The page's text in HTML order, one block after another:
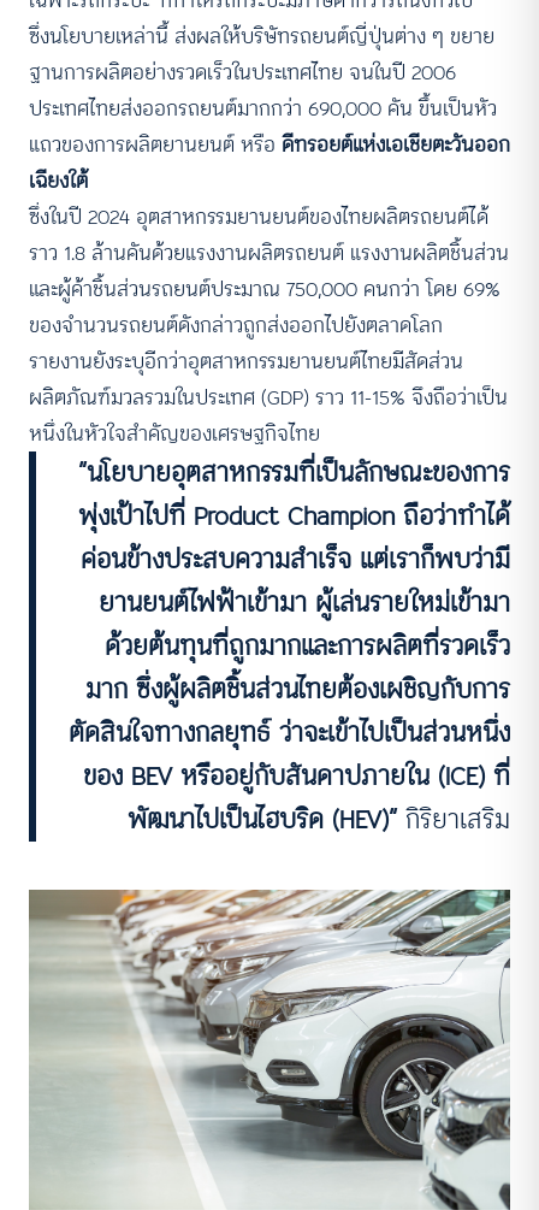
ซึ่งนโยบายเหล่านี้ ส่งผลให้บริษัทรถยนต์ญี่ปุ่นต่าง ๆ ขยาย
ฐานการผลิตอย่างรวดเร็วในประเทศไทย จนในปี 2006
ประเทศไทยส่งออกรถยนต์มากกว่า 690,000 คัน ขึ้นเป็นหัว
แถวของการผลิตยานยนต์ หรือ ดีทรอยต์แห่งเอเชียตะวันออก
เฉียงใต้
ซึ่งในปี 2024 อุตสาหกรรมยานยนต์ของไทยผลิตรถยนต์ได้
ราว 1.8 ล้านคันด้วยแรงงานผลิตรถยนต์ แรงงานผลิตชิ้นส่วน
และผู้ค้าชิ้นส่วนรถยนต์ประมาณ 750,000 คนกว่า โดย 69%
ของจำนวนรถยนต์ดังกล่าวถูกส่งออกไปยังตลาดโลก
รายงานยังระบุอีกว่าอุตสาหกรรมยานยนต์ไทยมีสัดส่วน
ผลิตภัณฑ์มวลรวมในประเทศ (GDP) ราว 11-15% จึงถือว่าเป็น
หนึ่งในหัวใจสำคัญของเศรษฐกิจไทย
“นโยบายอุตสาหกรรมที่เป็นลักษณะของการ
พุ่งเป้าไปที่ Product Champion ถือว่าทำได้
ค่อนข้างประสบความสำเร็จ แต่เราก็พบว่ามี
ยานยนต์ไฟฟ้าเข้ามา ผู้เล่นรายใหม่เข้ามา
ด้วยต้นทุนที่ถูกมากและการผลิตที่รวดเร็ว
มาก ซึ่งผู้ผลิตชิ้นส่วนไทยต้องเผชิญกับการ
ตัดสินใจทางกลยุทธ์ ว่าจะเข้าไปเป็นส่วนหนึ่ง
ของ BEV หรืออยู่กับสันดาปภายใน (ICE) ที่
พัฒนาไปเป็นไฮบริด (HEV)”กิริยาเสริม